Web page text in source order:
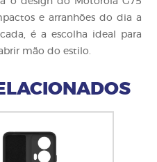
e arranhões do dia a
é a escolha ideal para
mão do estilo.